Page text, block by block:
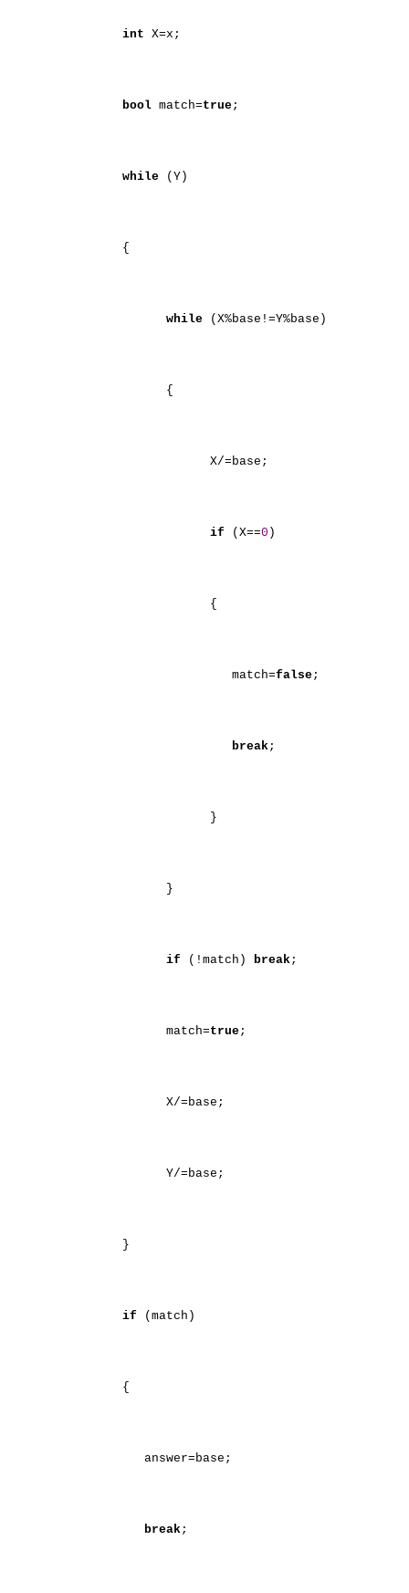
int X=x;
bool match=true;
while (Y)
{
while (X%base!=Y%base)
{
X/=base;
if (X==0 )
{
match=false;
break;
}
}
if (!match) break;
match=true;
X/=base;
Y/=base;
}
if (match)
{
answer=base;
break;